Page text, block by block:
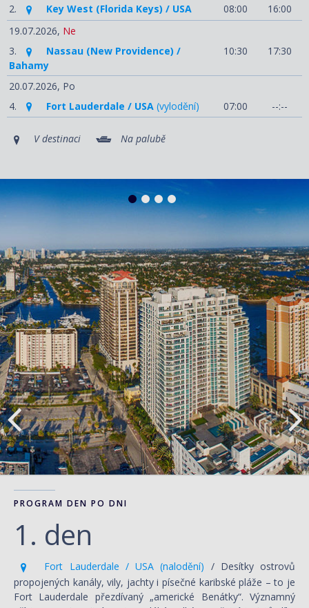
2.
Key West (Florida Keys) / USA 08:00
16:00
19.07.2026, Ne
3.
Nassau (New Providence) /
Bahamy
10:30 17:30
20.07.2026, Po
4.
Fort Lauderdale / USA (vylodění) 07:00 --:--
V destinaci Na palubě
PROGRAM DEN PO DNI
1. den
Fort Lauderdale / USA (nalodění) / Desítky ostrovů
propojených kanály, vily, jachty i písečné karibské pláže – to je
Fort Lauderdale přezdívaný „americké Benátky“. Významný